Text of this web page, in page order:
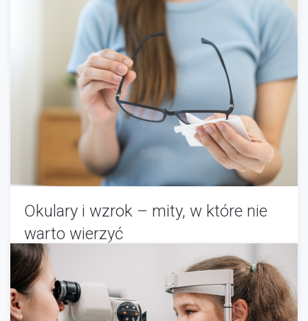
06/29/2025
Okulary i wzrok – mity, w które nie
warto wierzyć
Optyk -05/25/2025